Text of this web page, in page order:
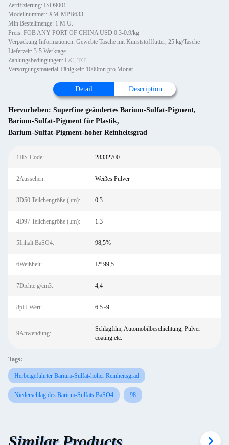
Zertifizierung: ISO9001
Modellnummer: XM-MPB633
Min Bestellmenge: 1 M.Ü.
Preis: FOB ANY PORT OF CHINA USD 0.3-0.9/kg
Verpackung Informationen: Gewebte Tasche mit Kunststofffutter, 25 kg/Tasche
Lieferzeit: 3-5 Werktage
Zahlungsbedingungen: L/C, T/T
Versorgungsmaterial-Fähigkeit: 1000ton pro Monat
Detail Description
Hervorheben: Superfine geändertes Barium-Sulfat-Pigment,
Barium-Sulfat-Pigment für Plastik,
Barium-Sulfat-Pigment-hoher Reinheitsgrad
1HS-Code: 28332700
2Aussehen: Weißes Pulver
3D50 Teilchengröße (μm): 0.3
4D97 Teilchengröße (μm): 1.3
5Inhalt BaSO4: 98,5%
6Weißheit: L* 99,5
7Dichte g/cm3: 4,4
8pH-Wert: 6.5~9
9Anwendung:
Schlagfilm, Automobilbeschichtung, Pulver
coating.etc.
Tags:
Herbeigeführter Barium-Sulfat-hoher Reinheitsgrad
Niederschlag des Barium-Sulfats BaSO4 98
Similar Products